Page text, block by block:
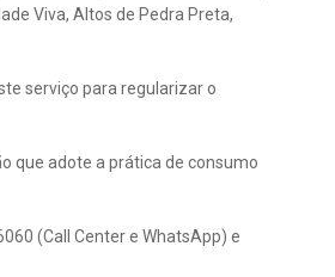
Viva, Altos de Pedra Preta,
serviço para regularizar o
que adote a prática de consumo
(Call Center e WhatsApp) e